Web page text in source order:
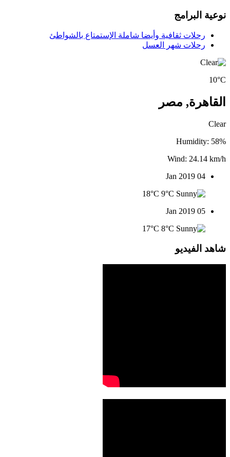
نوعية البرامج
رحلات ثقافية وأيضا شاملة الإستمتاع بالشواطئ
رحلات شهر العسل
10°C
القاهرة, مصر
Clear
Humidity: 58%
Wind: 24.14 km/h
04 Jan 2019
18°C 9°C
05 Jan 2019
17°C 8°C
شاهد الفيديو